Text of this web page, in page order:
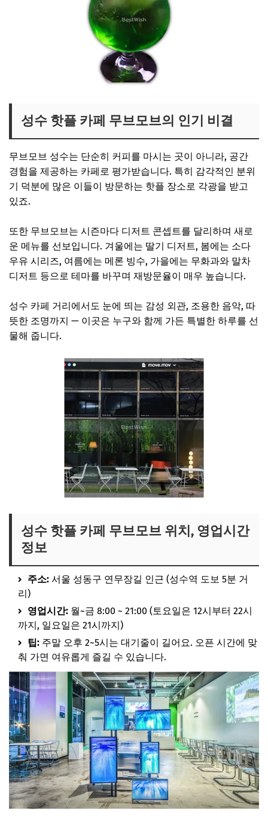
성수 핫플 카페 무브모브의 인기 비결
무브모브 성수는 단순히 커피를 마시는 곳이 아니라, 공간
경험을 제공하는 카페로 평가받습니다. 특히 감각적인 분위
기 덕분에 많은 이들이 방문하는 핫플 장소로 각광을 받고
있죠.
또한 무브모브는 시즌마다 디저트 콘셉트를 달리하며 새로
운 메뉴를 선보입니다. 겨울에는 딸기 디저트, 봄에는 소다
우유 시리즈, 여름에는 메론 빙수, 가을에는 무화과와 말차
디저트 등으로 테마를 바꾸며 재방문율이 매우 높습니다.
성수 카페 거리에서도 눈에 띄는 감성 외관, 조용한 음악, 따
뜻한 조명까지 — 이곳은 누구와 함께 가든 특별한 하루를 선
물해 줍니다.
성수 핫플 카페 무브모브 위치, 영업시간
정보
주소: 서울 성동구 연무장길 인근 (성수역 도보 5분 거
리)
영업시간: 월~금 8:00 ~ 21:00 (토요일은 12시부터 22시
까지, 일요일은 21시까지)
팁: 주말 오후 2~5시는 대기줄이 길어요. 오픈 시간에 맞
춰 가면 여유롭게 즐길 수 있습니다.